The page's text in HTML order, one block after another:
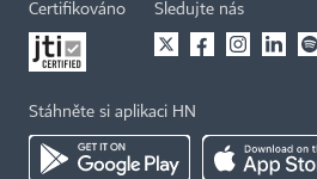
Certifikováno Sledujte nás
Stáhněte si aplikaci HN